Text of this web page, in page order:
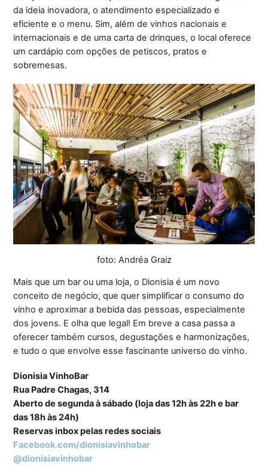
da ideia inovadora, o atendimento especializado e
eficiente e o menu. Sim, além de vinhos nacionais e
internacionais e de uma carta de drinques, o local oferece
um cardápio com opções de petiscos, pratos e
sobremesas.
foto: Andréa Graiz
Mais que um bar ou uma loja, o Dionisia é um novo
conceito de negócio, que quer simplificar o consumo do
vinho e aproximar a bebida das pessoas, especialmente
dos jovens. E olha que legal! Em breve a casa passa a
oferecer também cursos, degustações e harmonizações,
e tudo o que envolve esse fascinante universo do vinho.
Dionisia VinhoBar
Rua Padre Chagas, 314
Aberto de segunda à sábado (lojadas 12h às 22h e bar
das18h às 24h)
Reservas inbox pelas redes sociais
Facebook.com/dionisiavinhobar
@dionisiavinhobar